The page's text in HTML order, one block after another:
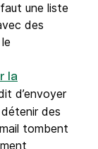
une liste
des
la
d’envoyer
des
tombent